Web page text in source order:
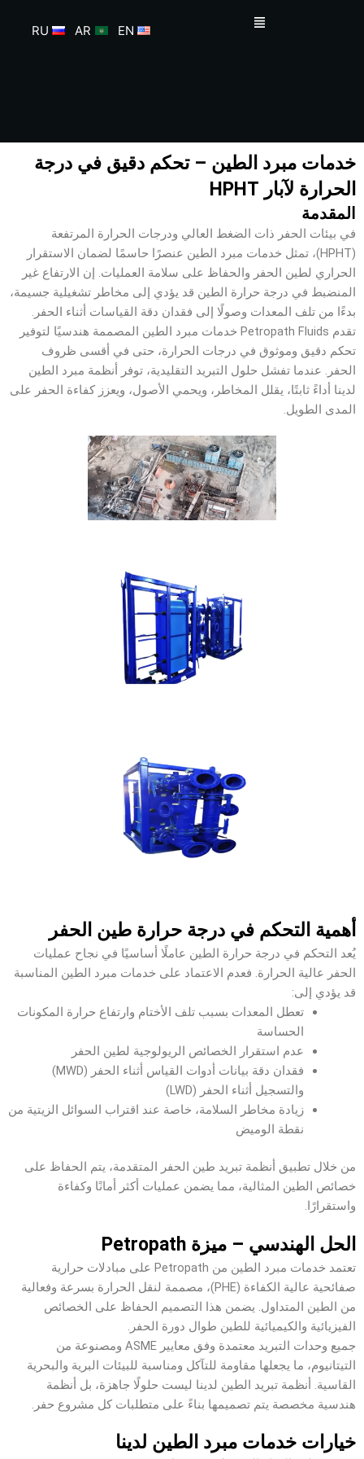
القائمة
EN
AR
RU
خدمات مبرد الطين – تحكم دقيق في درجة
الحرارة لآبار HPHT
المقدمة
في بيئات الحفر ذات الضغط العالي ودرجات الحرارة المرتفعة
(HPHT)، تمثل خدمات مبرد الطين عنصرًا حاسمًا لضمان الاستقرار
الحراري لطين الحفر والحفاظ على سلامة العمليات. إن الارتفاع غير
المنضبط في درجة حرارة الطين قد يؤدي إلى مخاطر تشغيلية جسيمة،
بدءًا من تلف المعدات وصولًا إلى فقدان دقة القياسات أثناء الحفر.
تقدم Petropath Fluids خدمات مبرد الطين المصممة هندسيًا لتوفير
تحكم دقيق وموثوق في درجات الحرارة، حتى في أقسى ظروف
الحفر. عندما تفشل حلول التبريد التقليدية، توفر أنظمة مبرد الطين
لدينا أداءً ثابتًا، يقلل المخاطر، ويحمي الأصول، ويعزز كفاءة الحفر على
المدى الطويل.
أهمية التحكم في درجة حرارة طين الحفر
يُعد التحكم في درجة حرارة الطين عاملًا أساسيًا في نجاح عمليات
الحفر عالية الحرارة. فعدم الاعتماد على خدمات مبرد الطين المناسبة
قد يؤدي إلى:
تعطل المعدات بسبب تلف الأختام وارتفاع حرارة المكونات
الحساسة
عدم استقرار الخصائص الريولوجية لطين الحفر
فقدان دقة بيانات أدوات القياس أثناء الحفر (MWD)
والتسجيل أثناء الحفر (LWD)
زيادة مخاطر السلامة، خاصة عند اقتراب السوائل الزيتية من
نقطة الوميض
من خلال تطبيق أنظمة تبريد طين الحفر المتقدمة، يتم الحفاظ على
خصائص الطين المثالية، مما يضمن عمليات أكثر أمانًا وكفاءة
واستقرارًا.
الحل الهندسي – ميزة Petropath
تعتمد خدمات مبرد الطين من Petropath على مبادلات حرارية
صفائحية عالية الكفاءة (PHE)، مصممة لنقل الحرارة بسرعة وفعالية
من الطين المتداول. يضمن هذا التصميم الحفاظ على الخصائص
الفيزيائية والكيميائية للطين طوال دورة الحفر.
جميع وحدات التبريد معتمدة وفق معايير ASME ومصنوعة من
التيتانيوم، ما يجعلها مقاومة للتآكل ومناسبة للبيئات البرية والبحرية
القاسية. أنظمة تبريد الطين لدينا ليست حلولًا جاهزة، بل أنظمة
هندسية مخصصة يتم تصميمها بناءً على متطلبات كل مشروع حفر.
خيارات خدمات مبرد الطين لدينا